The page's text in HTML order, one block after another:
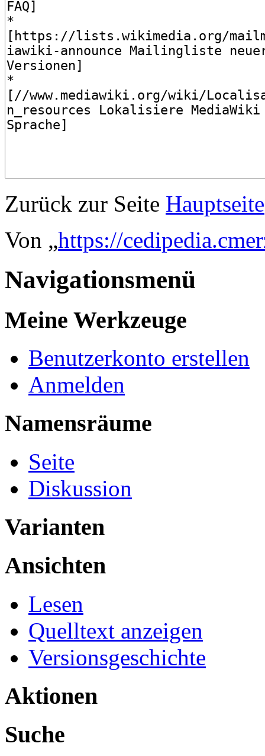
Zurück zur Seite Hauptseite
Von „https://
Navigationsmenü
Meine Werkzeuge
Benutzerkonto erstellen
Anmelden
Namensräume
Seite
Diskussion
Varianten
Ansichten
Lesen
Quelltext anzeigen
Versionsgeschichte
Aktionen
Suche